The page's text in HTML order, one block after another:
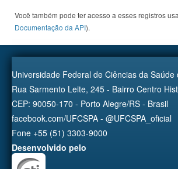
Você também pode ter acesso a esses registros
Documentação da API).
Universidade Federal de Ciências da Saúde
Rua Sarmento Leite, 245 - Bairro Centro
CEP: 90050-170 - Porto Alegre/RS - Brasil
facebook.com/UFCSPA - @UFCSPA_oficial
Fone +55 (51) 3303-9000
Desenvolvido pelo